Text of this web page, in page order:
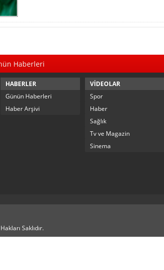
Haberleri
HABERLER
Günün Haberleri
Haber Arşivi
VİDEOLAR
Spor
Haber
Sağlık
Tv ve Magazin
Sinema
Saklıdır.